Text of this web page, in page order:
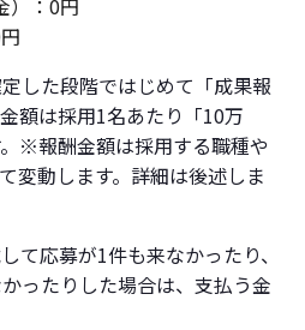
）：0円
した段階ではじめて「成果報
額は採用1名あたり「10万
※報酬金額は採用する職種や
変動します。詳細は後述しま
て応募が1件も来なかったり、
ったりした場合は、支払う金